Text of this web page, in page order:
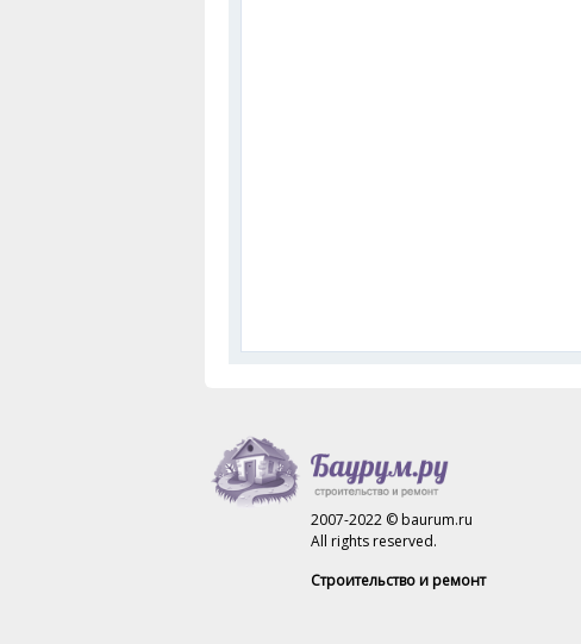
2007-2022 © baurum.ru
All rights reserved.
Строительство и ремонт